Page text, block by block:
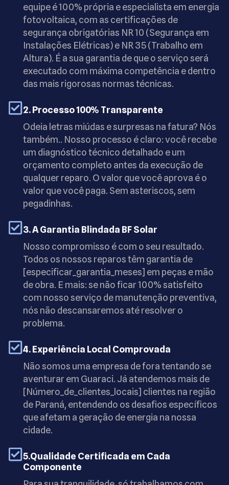
equipe é 100% própria e especialista em energia
fotovoltaica, com as certificações de
segurança obrigatórias NR 10 (Segurança em
Instalações Elétricas) e NR 35 (Trabalho em
Altura). É a sua garantia de que o serviço será
executado com máxima competência e dentro
das mais rigorosas normas técnicas.
2. Processo 100% Transparente
Odeia letras miúdas e surpresas na fatura? Nós
também.. Nosso processo é claro: você recebe
um diagnóstico técnico detalhado e um
orçamento completo antes da execução de
qualquer reparo. O valor que você aprova é o
valor que você paga. Sem asteriscos, sem
pegadinhas.
3. A Garantia Blindada BF Solar
Nosso compromisso é com o seu resultado.
Todos os nossos reparos têm garantia de
[especificar_garantia_meses] em peças e mão
de obra. E mais: se não ficar 100% satisfeito
com nosso serviço de manutenção preventiva,
nós não descansaremos até resolver o
problema.
4. Experiência Local Comprovada
Não somos uma empresa de fora tentando se
aventurar em Guaraci. Já atendemos mais de
[Número_de_clientes_locais] clientes na região
de Paraná, entendendo os desafios específicos
que afetam a geração de energia na nossa
cidade.
5.Qualidade Certificada em Cada
Componente